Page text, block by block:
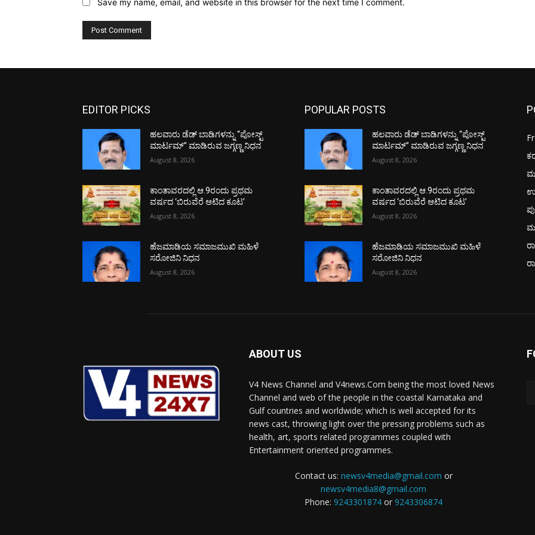
EDITOR PICKS
ಹಲವಾರು ಡೆಡ್ ಬಾಡಿಗಳನ್ನು “ಪೋಸ್ಟ್
ಮಾರ್ಟಮ್” ಮಾಡಿರುವ ಜಗ್ಗಣ್ಣ ನಿಧನ
August 8, 2026
ಕಾಂತಾವರದಲ್ಲಿ ಆ.9ರಂದು ಪ್ರಥಮ
ವರ್ಷದ ‘ಬಿರುವೆರೆ ಆಟಿದ ಕೂಟ’
August 8, 2026
ಹೆಜಮಾಡಿಯ ಸಮಾಜಮುಖಿ ಮಹಿಳೆ
ಸರೋಜಿನಿ ನಿಧನ
August 8, 2026
POPULAR POSTS
ಹಲವಾರು ಡೆಡ್ ಬಾಡಿಗಳನ್ನು “ಪೋಸ್ಟ್
ಮಾರ್ಟಮ್” ಮಾಡಿರುವ ಜಗ್ಗಣ್ಣ ನಿಧನ
August 8, 2026
ಕಾಂತಾವರದಲ್ಲಿ ಆ.9ರಂದು ಪ್ರಥಮ
ವರ್ಷದ ‘ಬಿರುವೆರೆ ಆಟಿದ ಕೂಟ’
August 8, 2026
ಹೆಜಮಾಡಿಯ ಸಮಾಜಮುಖಿ ಮಹಿಳೆ
ಸರೋಜಿನಿ ನಿಧನ
August 8, 2026
ABOUT US
V4 News Channel and V4news.Com being the most loved News
Channel and web of the people in the coastal Karnataka and
Gulf countries and worldwide; which is well accepted for its
news cast, throwing light over the pressing problems such as
health, art, sports related programmes coupled with
Entertainment oriented programmes.
Contact us: newsv4media@gmail.com or
newsv4media8@gmail.com
Phone: 9243301874 or 9243306874